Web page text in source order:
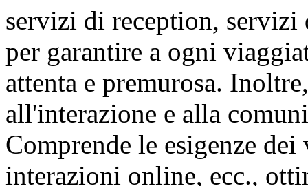
servizi di reception,
per garantire a ogni
attenta e premurosa.
all'interazione e alla
Comprende le esigenze
interazioni online, ecc.,